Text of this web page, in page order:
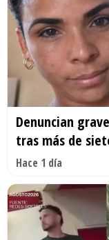
Denuncian
tras más de
Hace 1 día